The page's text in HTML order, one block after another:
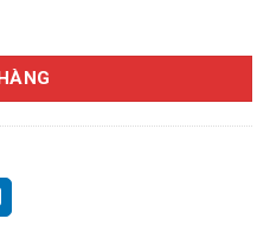
Doll –Luna 166cm số lượng